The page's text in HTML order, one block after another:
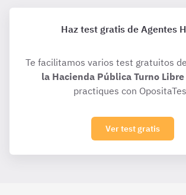
Haz test gratis de Agentes
Te facilitamos varios test gratuitos de
la Hacienda Pública Turno Libre
practiques con
Ver test gratis